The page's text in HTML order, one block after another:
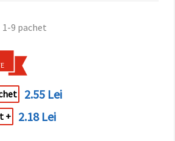
1-9 pachet
2.55 Lei
+ 2.18 Lei